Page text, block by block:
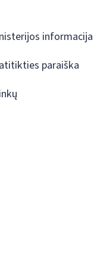
informacija
paraiška